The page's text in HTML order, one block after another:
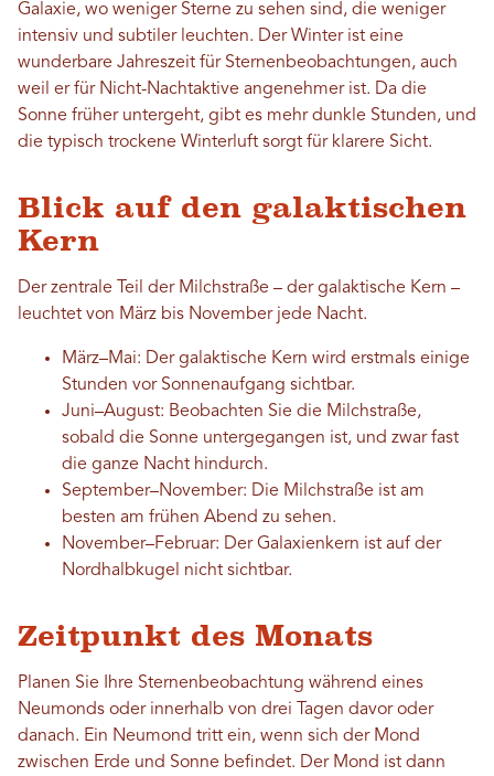
Galaxie, wo weniger Sterne zu sehen sind, die weniger
intensiv und subtiler leuchten. Der Winter ist eine
wunderbare Jahreszeit für Sternenbeobachtungen, auch
weil er für Nicht-Nachtaktive angenehmer ist. Da die
Sonne früher untergeht, gibt es mehr dunkle Stunden, und
die typisch trockene Winterluft sorgt für klarere Sicht.
Blick auf den galaktischen
Kern
Der zentrale Teil der Milchstraße – der galaktische Kern –
leuchtet von März bis November jede Nacht.
März–Mai: Der galaktische Kern wird erstmals einige
Stunden vor Sonnenaufgang sichtbar.
Juni–August: Beobachten Sie die Milchstraße,
sobald die Sonne untergegangen ist, und zwar fast
die ganze Nacht hindurch.
September–November: Die Milchstraße ist am
besten am frühen Abend zu sehen.
November–Februar: Der Galaxienkern ist auf der
Nordhalbkugel nicht sichtbar.
Zeitpunkt des Monats
Planen Sie Ihre Sternenbeobachtung während eines
Neumonds oder innerhalb von drei Tagen davor oder
danach. Ein Neumond tritt ein, wenn sich der Mond
zwischen Erde und Sonne befindet. Der Mond ist dann